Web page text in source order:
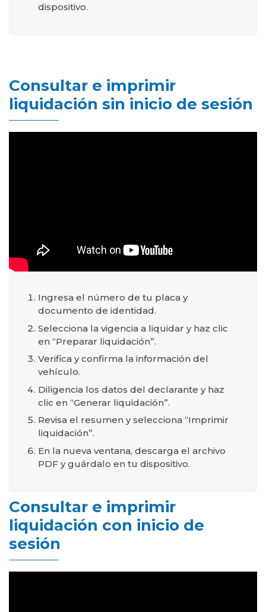
dispositivo.
Consultar e imprimir
liquidación sin inicio de sesión
Ingresa el número de tu placa y
documento de identidad.
Selecciona la vigencia a liquidar y haz clic
en “Preparar liquidación”.
Verifica y confirma la información del
vehículo.
Diligencia los datos del declarante y haz
clic en “Generar liquidación”.
Revisa el resumen y selecciona “Imprimir
liquidación”.
En la nueva ventana, descarga el archivo
PDF y guárdalo en tu dispositivo.
Consultar e imprimir
liquidación con inicio de
sesión